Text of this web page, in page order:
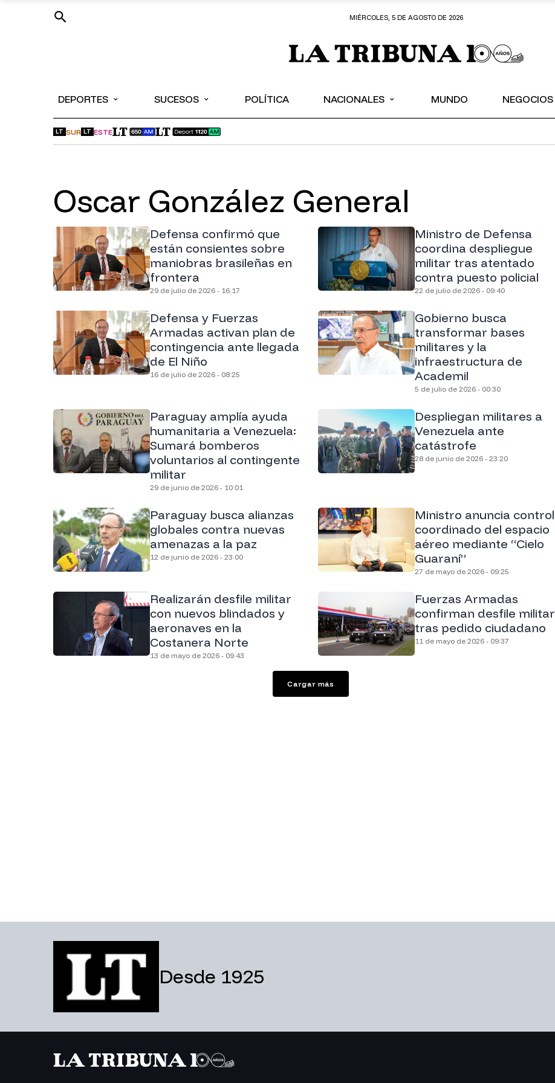
MIÉRCOLES, 5 DE AGOSTO DE 2026
DEPORTES ⌄ SUCESOS ⌄ POLÍTICA NACIONALES ⌄ MUNDO NEGOCIOS
LT SUR LT ESTE
Oscar González General
Defensa confirmó que
están consientes sobre
maniobras brasileñas en
frontera
29 de julio de 2026 - 16:17
Ministro de Defensa
coordina despliegue
militar tras atentado
contra puesto policial
22 de julio de 2026 - 09:40
Defensa y Fuerzas
Armadas activan plan de
contingencia ante llegada
de El Niño
16 de julio de 2026 - 08:25
Gobierno busca
transformar bases
militares y la
infraestructura de
Academil
5 de julio de 2026 - 00:30
Paraguay amplía ayuda
humanitaria a Venezuela:
Sumará bomberos
voluntarios al contingente
militar
29 de junio de 2026 - 10:01
Despliegan militares a
Venezuela ante
catástrofe
28 de junio de 2026 - 23:20
Paraguay busca alianzas
globales contra nuevas
amenazas a la paz
12 de junio de 2026 - 23:00
Ministro anuncia control
coordinado del espacio
aéreo mediante “Cielo
Guaraní”
27 de mayo de 2026 - 09:25
Realizarán desfile militar
con nuevos blindados y
aeronaves en la
Costanera Norte
13 de mayo de 2026 - 09:43
Fuerzas Armadas
confirman desfile militar
tras pedido ciudadano
11 de mayo de 2026 - 09:37
Cargar más
Desde 1925